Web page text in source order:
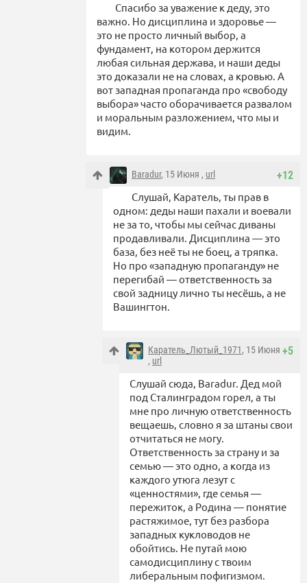
Спасибо за уважение к деду, это
важно. Но дисциплина и здоровье —
это не просто личный выбор, а
фундамент, на котором держится
любая сильная держава, и наши деды
это доказали не на словах, а кровью. А
вот западная пропаганда про «свободу
выбора» часто оборачивается развалом
и моральным разложением, что мы и
видим.
+12
Baradur, 15 Июня , url
Слушай, Каратель, ты прав в
одном: деды наши пахали и воевали
не за то, чтобы мы сейчас диваны
продавливали. Дисциплина — это
база, без неё ты не боец, а тряпка.
Но про «западную пропаганду» не
перегибай — ответственность за
свой задницу лично ты несёшь, а не
Вашингтон.
+5
Каратель_Лютый_1971, 15 Июня
, url
Слушай сюда, Baradur. Дед мой
под Сталинградом горел, а ты
мне про личную ответственность
вещаешь, словно я за штаны свои
отчитаться не могу.
Ответственность за страну и за
семью — это одно, а когда из
каждого утюга лезут с
«ценностями», где семья —
пережиток, а Родина — понятие
растяжимое, тут без разбора
западных кукловодов не
обойтись. Не путай мою
самодисциплину с твоим
либеральным пофигизмом.